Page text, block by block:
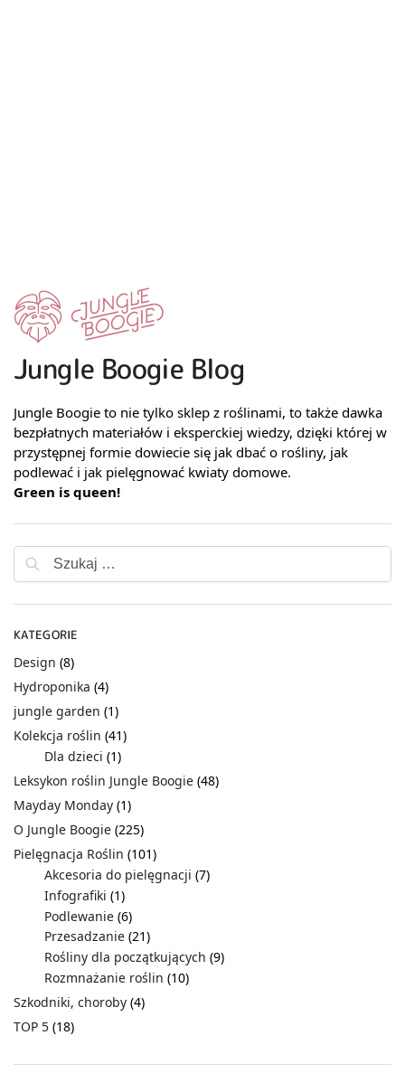
Jungle Boogie Blog
Jungle Boogie to nie tylko sklep z roślinami, to także dawka
bezpłatnych materiałów i eksperckiej wiedzy, dzięki której w
przystępnej formie dowiecie się jak dbać o rośliny, jak
podlewać i jak pielęgnować kwiaty domowe.
Green is queen!
KATEGORIE
Design (8)
Hydroponika (4)
jungle garden (1)
Kolekcja roślin (41)
Dla dzieci (1)
Leksykon roślin Jungle Boogie (48)
Mayday Monday (1)
O Jungle Boogie (225)
Pielęgnacja Roślin (101)
Akcesoria do pielęgnacji (7)
Infografiki (1)
Podlewanie (6)
Przesadzanie (21)
Rośliny dla początkujących (9)
Rozmnażanie roślin (10)
Szkodniki, choroby (4)
TOP 5 (18)